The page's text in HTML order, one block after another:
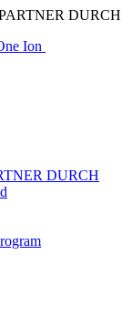
DURCH
Ion
DURCH